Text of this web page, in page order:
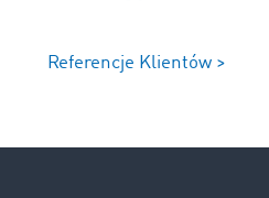
Referencje Klientów >